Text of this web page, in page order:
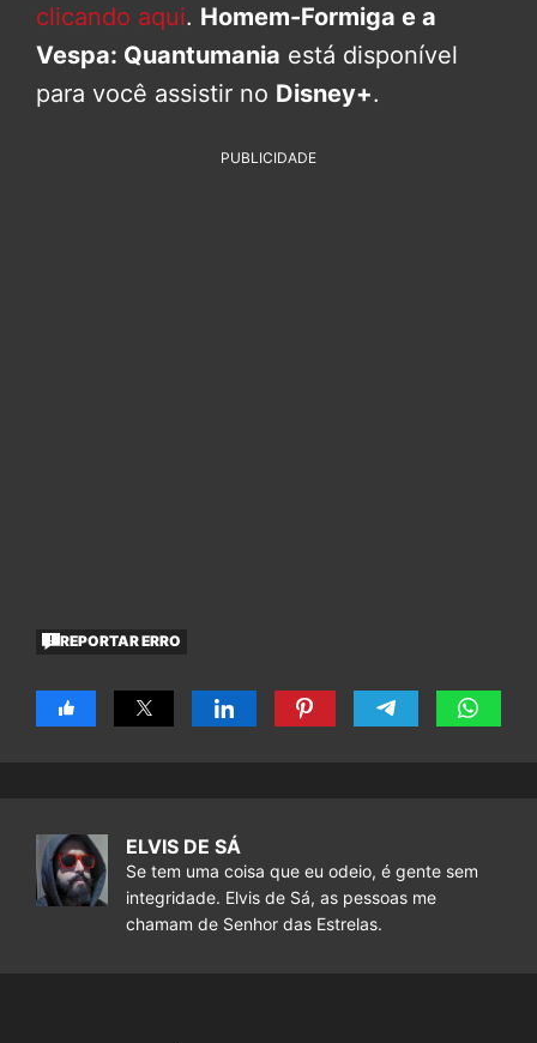
clicando aqui. Homem-Formiga e a
Vespa: Quantumania está disponível
para você assistir no Disney+.
PUBLICIDADE
REPORTAR ERRO
ELVIS DE SÁ
Se tem uma coisa que eu odeio, é gente sem
integridade. Elvis de Sá, as pessoas me
chamam de Senhor das Estrelas.